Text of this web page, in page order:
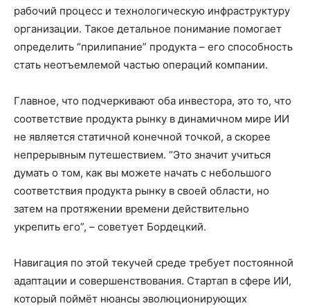
рабочий процесс и технологическую инфраструктуру
организации. Такое детальное понимание помогает
определить “прилипание” продукта – его способность
стать неотъемлемой частью операций компании.
Главное, что подчеркивают оба инвестора, это то, что
соответствие продукта рынку в динамичном мире ИИ
не является статичной конечной точкой, а скорее
непрерывным путешествием. “Это значит учиться
думать о том, как вы можете начать с небольшого
соответствия продукта рынку в своей области, но
затем на протяжении времени действительно
укрепить его”, – советует Бордецкий.
Навигация по этой текучей среде требует постоянной
адаптации и совершенствования. Стартап в сфере ИИ,
который поймёт нюансы эволюционирующих